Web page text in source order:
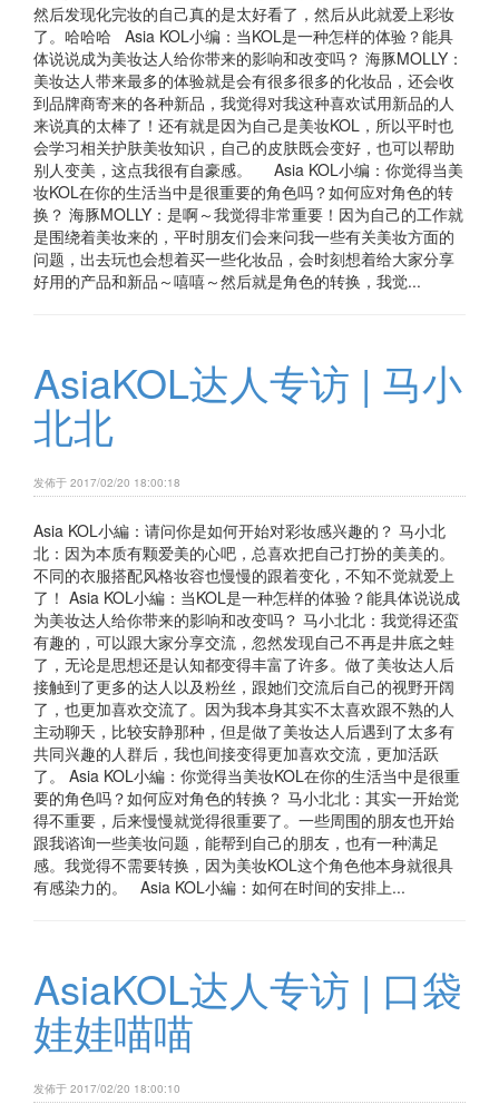
然后发现化完妆的自己真的是太好看了，然后从此就爱上彩妆
了。哈哈哈 Asia KOL小编：当KOL是一种怎样的体验？能具
体说说成为美妆达人给你带来的影响和改变吗？ 海豚MOLLY：
美妆达人带来最多的体验就是会有很多很多的化妆品，还会收
到品牌商寄来的各种新品，我觉得对我这种喜欢试用新品的人
来说真的太棒了！还有就是因为自己是美妆KOL，所以平时也
会学习相关护肤美妆知识，自己的皮肤既会变好，也可以帮助
别人变美，这点我很有自豪感。 Asia KOL小编：你觉得当美
妆KOL在你的生活当中是很重要的角色吗？如何应对角色的转
换？ 海豚MOLLY：是啊～我觉得非常重要！因为自己的工作就
是围绕着美妆来的，平时朋友们会来问我一些有关美妆方面的
问题，出去玩也会想着买一些化妆品，会时刻想着给大家分享
好用的产品和新品～嘻嘻～然后就是角色的转换，我觉...
AsiaKOL达人专访 | 马小
北北
发佈于 2017/02/20 18:00:18
Asia KOL小編：请问你是如何开始对彩妆感兴趣的？ 马小北
北：因为本质有颗爱美的心吧，总喜欢把自己打扮的美美的。
不同的衣服搭配风格妆容也慢慢的跟着变化，不知不觉就爱上
了！ Asia KOL小編：当KOL是一种怎样的体验？能具体说说成
为美妆达人给你带来的影响和改变吗？ 马小北北：我觉得还蛮
有趣的，可以跟大家分享交流，忽然发现自己不再是井底之蛙
了，无论是思想还是认知都变得丰富了许多。做了美妆达人后
接触到了更多的达人以及粉丝，跟她们交流后自己的视野开阔
了，也更加喜欢交流了。因为我本身其实不太喜欢跟不熟的人
主动聊天，比较安静那种，但是做了美妆达人后遇到了太多有
共同兴趣的人群后，我也间接变得更加喜欢交流，更加活跃
了。 Asia KOL小編：你觉得当美妆KOL在你的生活当中是很重
要的角色吗？如何应对角色的转换？ 马小北北：其实一开始觉
得不重要，后来慢慢就觉得很重要了。一些周围的朋友也开始
跟我谘询一些美妆问题，能帮到自己的朋友，也有一种满足
感。我觉得不需要转换，因为美妆KOL这个角色他本身就很具
有感染力的。 Asia KOL小編：如何在时间的安排上...
AsiaKOL达人专访 | 口袋
娃娃喵喵
发佈于 2017/02/20 18:00:10